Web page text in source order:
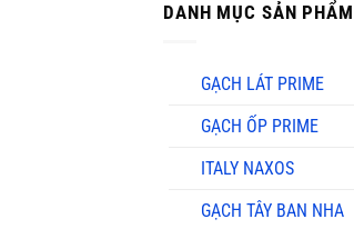
DANH MỤC SẢN PHẨM
GẠCH LÁT PRIME
GẠCH ỐP PRIME
ITALY NAXOS
GẠCH TÂY BAN NHA